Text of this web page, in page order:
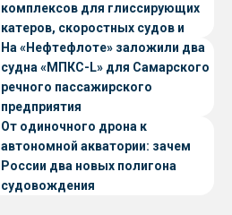
комплексов для глиссирующих
катеров, скоростных судов и
судов с малой осадкой
На «Нефтефлоте» заложили два
судна «МПКС-L» для Самарского
речного пассажирского
предприятия
От одиночного дрона к
автономной акватории: зачем
России два новых полигона
судовождения